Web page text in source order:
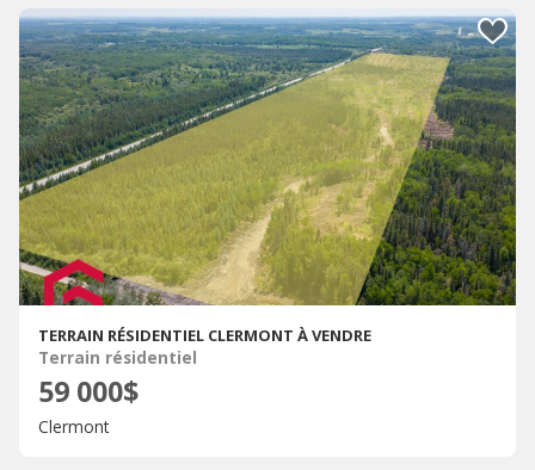
TERRAIN RÉSIDENTIEL CLERMONT À VENDRE
Terrain résidentiel
59 000$
Clermont